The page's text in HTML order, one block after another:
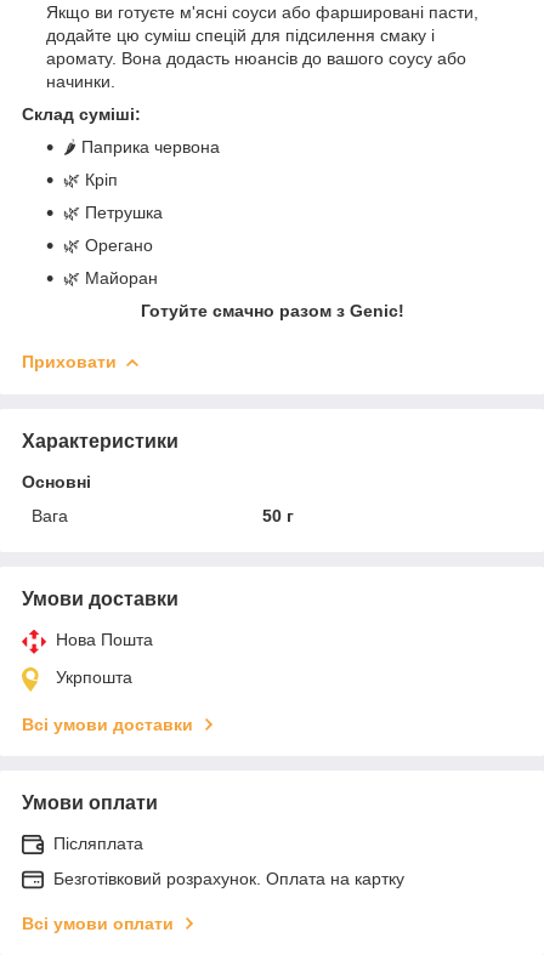
Якщо ви готуєте м'ясні соуси або фаршировані пасти,
додайте цю суміш спецій для підсилення смаку і
аромату. Вона додасть нюансів до вашого соусу або
начинки.
Склад суміші:
🌶️ Паприка червона
🌿 Кріп
🌿 Петрушка
🌿 Орегано
🌿 Майоран
Готуйте смачно разом з Genic!
Приховати
Характеристики
Основні
Вага
50 г
Умови доставки
Нова Пошта
Укрпошта
Всі умови доставки
Умови оплати
Післяплата
Безготівковий розрахунок. Оплата на картку
Всі умови оплати